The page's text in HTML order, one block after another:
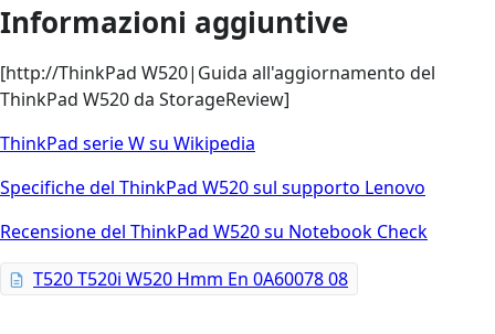
Informazioni aggiuntive
[http://ThinkPad W520|Guida all'aggiornamento del
ThinkPad W520 da StorageReview]
ThinkPad serie W su Wikipedia
Specifiche del ThinkPad W520 sul supporto Lenovo
Recensione del ThinkPad W520 su Notebook Check
T520 T520i W520 Hmm En 0A60078 08